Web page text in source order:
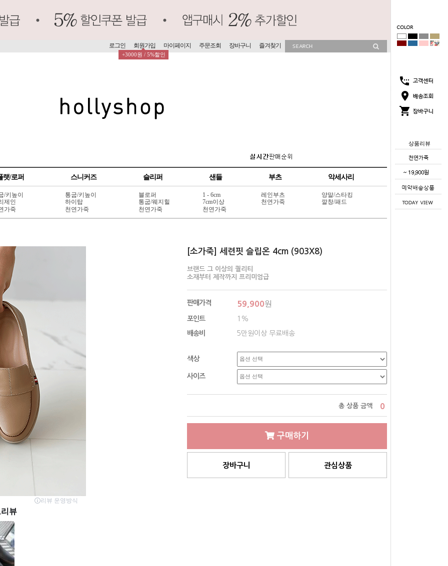
상품리뷰
로그인 회원가입
+3000원 / 5%할인
마이페이지 주문조회 장바구니 즐겨찾기
랫/로퍼 스니커즈 슬리퍼 샌들 부츠 악세사리
/키높이
제인
가죽
통굽/키높이
하이탑
천연가죽
블로퍼
통굽/웨지힐
천연가죽
1 - 6cm
7cm이상
천연가죽
레인부츠
천연가죽
양말/스타킹
깔창/패드
[소가죽] 세련핏 슬립온 4cm (903X8)
브랜드 그 이상의 퀄리티
소재부터 제작까지 프리미엄급
판매가격 59,900원
포인트 1%
배송비 5만원이상 무료배송
색상
사이즈
총 상품 금액 0
구매하기
장바구니 관심상품